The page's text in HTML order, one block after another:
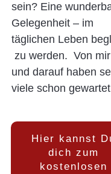
sein? Eine
Gelegenheit – im
täglichen Leben
zu werden. Von
und darauf haben
viele schon
Hier kannst
dich zum
kostenlosen